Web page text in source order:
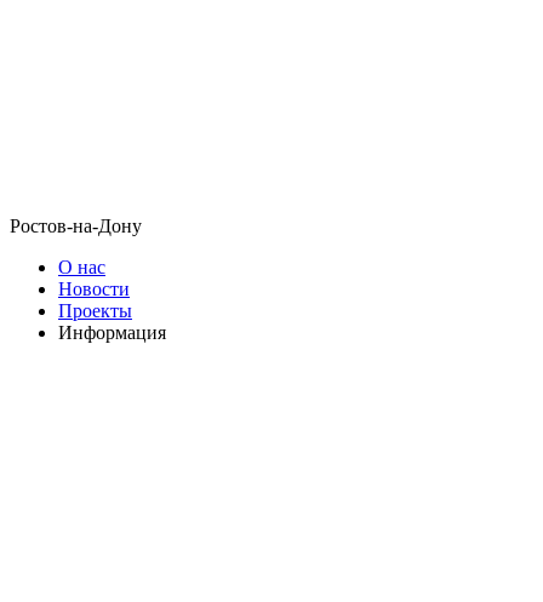
Ростов-на-Дону
О нас
Новости
Проекты
Информация